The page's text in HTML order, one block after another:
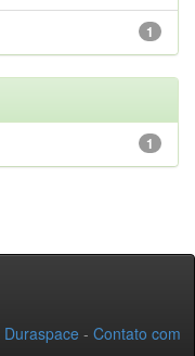
1
1
Duraspace - Contato com